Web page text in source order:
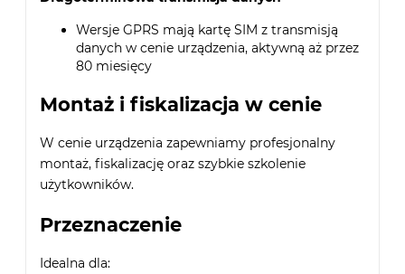
Wersje GPRS mają kartę SIM z transmisją
danych w cenie urządzenia, aktywną aż przez
80 miesięcy
Montaż i fiskalizacja w cenie
W cenie urządzenia zapewniamy profesjonalny
montaż, fiskalizację oraz szybkie szkolenie
użytkowników.
Przeznaczenie
Idealna dla: